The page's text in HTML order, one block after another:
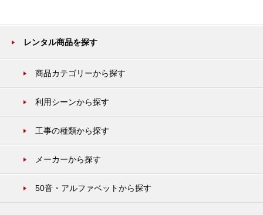
レンタル商品を探す
商品カテゴリーから探す
利用シーンから探す
工事の種類から探す
メーカーから探す
50音・アルファベットから探す